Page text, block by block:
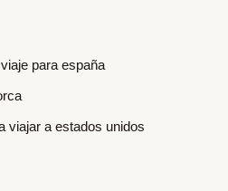
para españa
viajar a estados unidos